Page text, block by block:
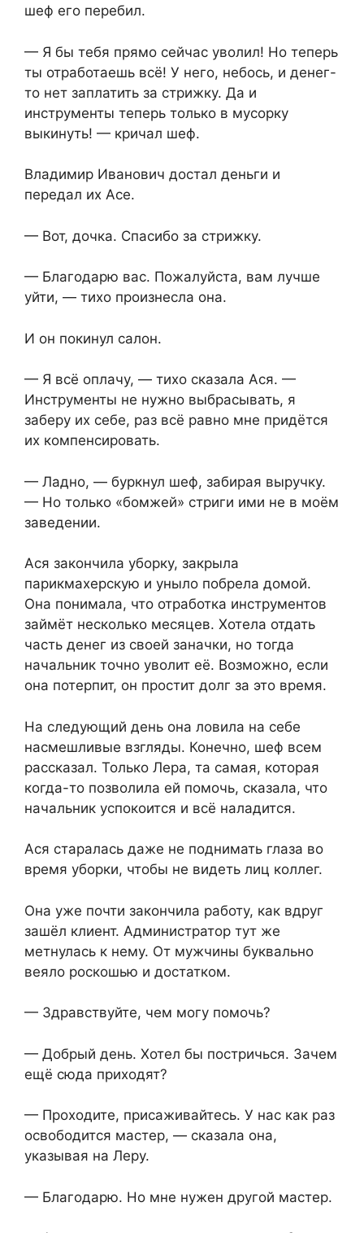
шеф его перебил.
— Я бы тебя прямо сейчас уволил! Но теперь
ты отработаешь всё! У него, небось, и денег-
то нет заплатить за стрижку. Да и
инструменты теперь только в мусорку
выкинуть! — кричал шеф.
Владимир Иванович достал деньги и
передал их Асе.
— Вот, дочка. Спасибо за стрижку.
— Благодарю вас. Пожалуйста, вам лучше
уйти, — тихо произнесла она.
И он покинул салон.
— Я всё оплачу, — тихо сказала Ася. —
Инструменты не нужно выбрасывать, я
заберу их себе, раз всё равно мне придётся
их компенсировать.
— Ладно, — буркнул шеф, забирая выручку.
— Но только «бомжей» стриги ими не в моём
заведении.
Ася закончила уборку, закрыла
парикмахерскую и уныло побрела домой.
Она понимала, что отработка инструментов
займёт несколько месяцев. Хотела отдать
часть денег из своей заначки, но тогда
начальник точно уволит её. Возможно, если
она потерпит, он простит долг за это время.
На следующий день она ловила на себе
насмешливые взгляды. Конечно, шеф всем
рассказал. Только Лера, та самая, которая
когда-то позволила ей помочь, сказала, что
начальник успокоится и всё наладится.
Ася старалась даже не поднимать глаза во
время уборки, чтобы не видеть лиц коллег.
Она уже почти закончила работу, как вдруг
зашёл клиент. Администратор тут же
метнулась к нему. От мужчины буквально
веяло роскошью и достатком.
— Здравствуйте, чем могу помочь?
— Добрый день. Хотел бы постричься. Зачем
ещё сюда приходят?
— Проходите, присаживайтесь. У нас как раз
освободится мастер, — сказала она,
указывая на Леру.
— Благодарю. Но мне нужен другой мастер.